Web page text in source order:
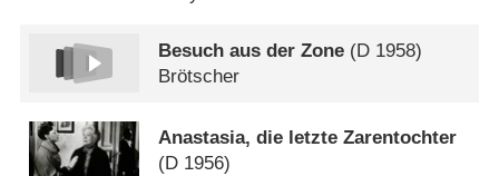
Besuch aus der Zone (D 1958)
Brötscher
Anastasia, die letzte Zarentochter
(D 1956)